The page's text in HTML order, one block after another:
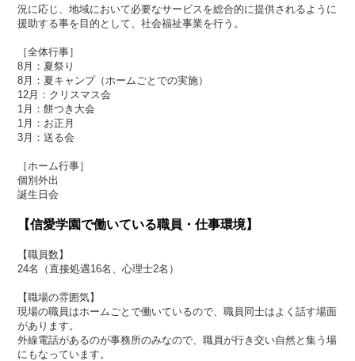
況に応じ、地域において必要なサービスを総合的に提供されるように
援助する事を目的として、社会福祉事業を行う。
［全体行事］
8月：夏祭り
8月：夏キャンプ（ホームごとでの実施）
12月：クリスマス会
1月：餅つき大会
1月：お正月
3月：送る会
［ホーム行事］
個別外出
誕生日会
【信愛学園で働いている職員・仕事環境】
【職員数】
24名（直接処遇16名、心理士2名）
【職場の雰囲気】
現場の職員はホームごとで働いているので、職員同士はよく話す場面
があります。
外線電話があるのが事務所のみなので、職員が行き交い自然と集う場
にもなっています。